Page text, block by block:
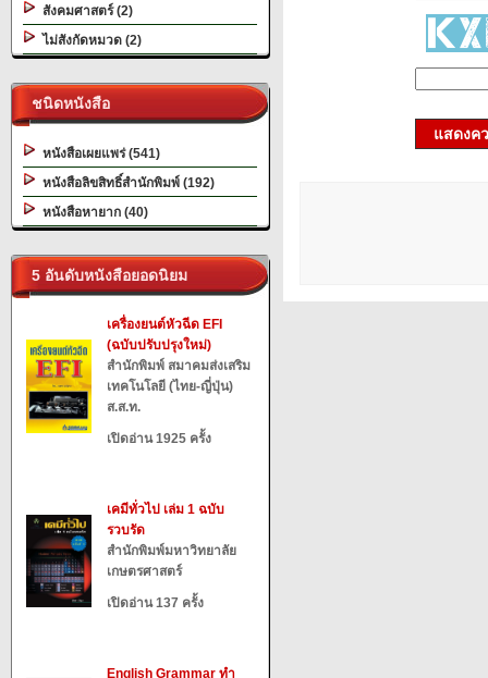
สังคมศาสตร์ (2)
ไม่สังกัดหมวด (2)
ชนิดหนังสือ
หนังสือเผยแพร่ (541)
หนังสือลิขสิทธิ์สำนักพิมพ์ (192)
หนังสือหายาก (40)
5 อันดับหนังสือยอดนิยม
เครื่องยนต์หัวฉีด EFI
(ฉบับปรับปรุงใหม่)
สำนักพิมพ์ สมาคมส่งเสริม
เทคโนโลยี (ไทย-ญี่ปุ่น)
ส.ส.ท.
เปิดอ่าน 1925 ครั้ง
เคมีทั่วไป เล่ม 1 ฉบับ
รวบรัด
สำนักพิมพ์มหาวิทยาลัย
เกษตรศาสตร์
เปิดอ่าน 137 ครั้ง
English Grammar ทำ
แสดงค